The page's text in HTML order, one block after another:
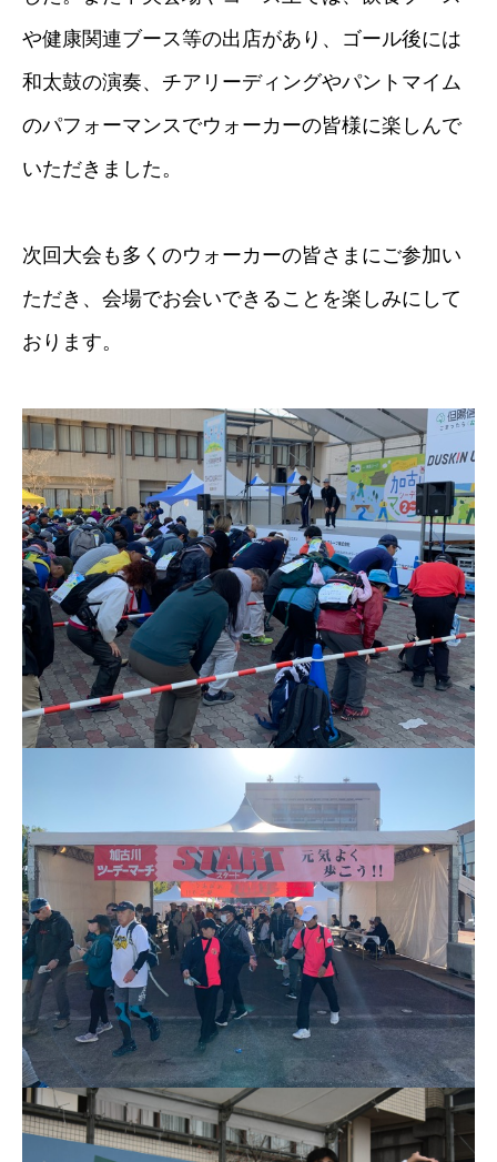
や健康関連ブース等の出店があり、ゴール後には
和太鼓の演奏、チアリーディングやパントマイム
のパフォーマンスでウォーカーの皆様に楽しんで
いただきました。
次回大会も多くのウォーカーの皆さまにご参加い
ただき、会場でお会いできることを楽しみにして
おります。